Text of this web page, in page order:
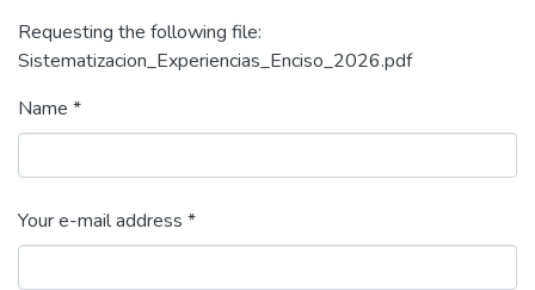
Requesting the following file:
Sistematizacion_Experiencias_Enciso_2026.pdf
Name *
Your e-mail address *